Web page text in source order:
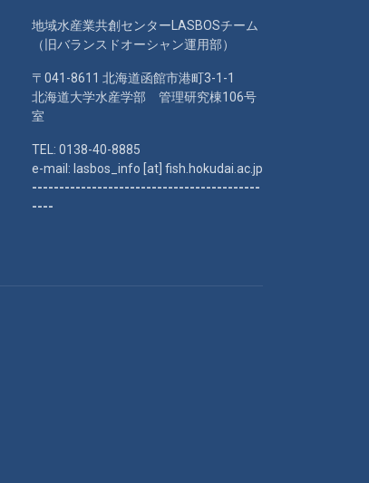
地域水産業共創センターLASBOSチーム
（旧バランスドオーシャン運用部）
〒041-8611 北海道函館市港町3-1-1
北海道大学水産学部 管理研究棟106号
室
TEL: 0138-40-8885
e-mail: lasbos_info [at] fish.hokudai.ac.jp
------------------------------------------
----